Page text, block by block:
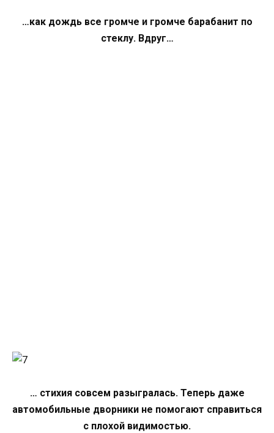
…как дождь все громче и громче барабанит по
стеклу. Вдруг…
… стихия совсем разыгралась. Теперь даже
автомобильные дворники не помогают справиться
с плохой видимостью.